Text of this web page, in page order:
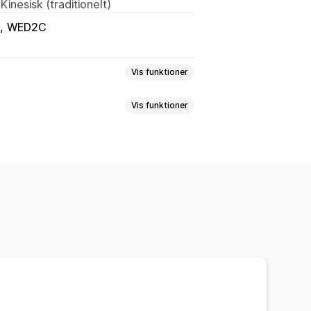
(traditionelt)
WED2C
Vis funktioner
Vis funktioner